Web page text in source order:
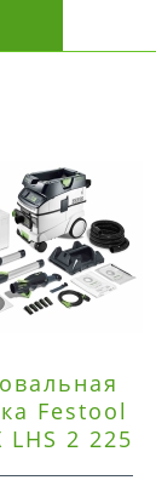
Festool
LHS 2 225